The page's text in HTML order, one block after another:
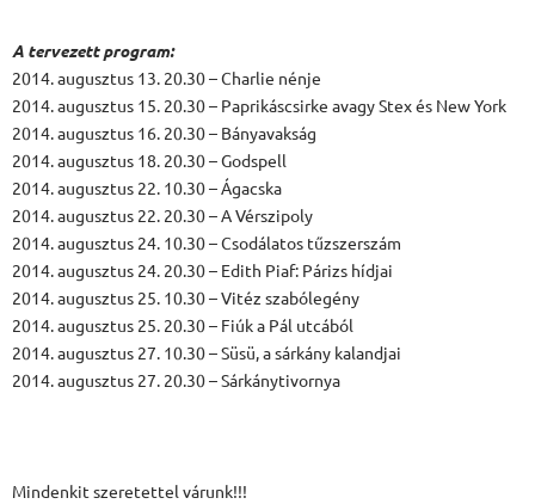
A tervezett program:
2014. augusztus 13. 20.30 – Charlie nénje
2014. augusztus 15. 20.30 – Paprikáscsirke avagy Stex és New York
2014. augusztus 16. 20.30 – Bányavakság
2014. augusztus 18. 20.30 – Godspell
2014. augusztus 22. 10.30 – Ágacska
2014. augusztus 22. 20.30 – A Vérszipoly
2014. augusztus 24. 10.30 – Csodálatos tűzszerszám
2014. augusztus 24. 20.30 – Edith Piaf: Párizs hídjai
2014. augusztus 25. 10.30 – Vitéz szabólegény
2014. augusztus 25. 20.30 – Fiúk a Pál utcából
2014. augusztus 27. 10.30 – Süsü, a sárkány kalandjai
2014. augusztus 27. 20.30 – Sárkánytivornya
Mindenkit szeretettel várunk!!!